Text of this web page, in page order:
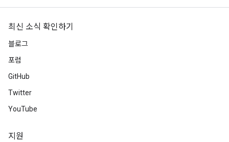
최신 소식 확인하기
블로그
포럼
GitHub
Twitter
YouTube
지원